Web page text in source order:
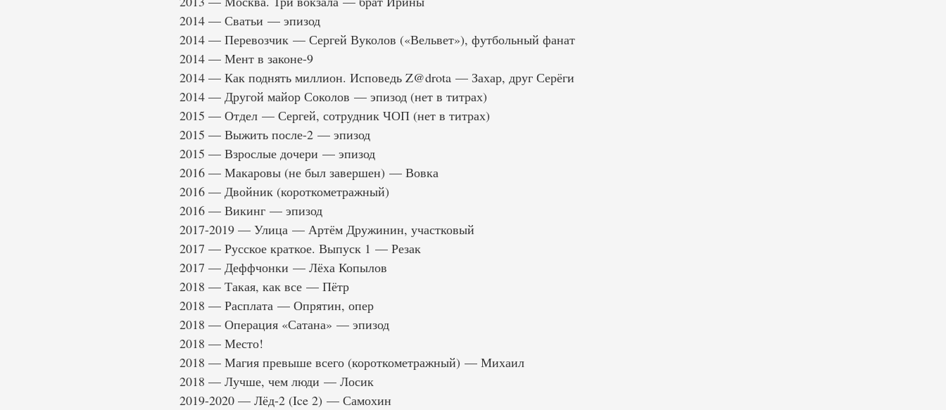
2014 — Сватьи — эпизод
2014 — Перевозчик — Сергей Вуколов («Вельвет»), футбольный фанат
2014 — Мент в законе-9
2014 — Как поднять миллион. Исповедь Z@drota — Захар, друг Серёги
2014 — Другой майор Соколов — эпизод (нет в титрах)
2015 — Отдел — Сергей, сотрудник ЧОП (нет в титрах)
2015 — Выжить после-2 — эпизод
2015 — Взрослые дочери — эпизод
2016 — Макаровы (не был завершен) — Вовка
2016 — Двойник (короткометражный)
2016 — Викинг — эпизод
2017-2019 — Улица — Артём Дружинин, участковый
2017 — Русское краткое. Выпуск 1 — Резак
2017 — Деффчонки — Лёха Копылов
2018 — Такая, как все — Пётр
2018 — Расплата — Опрятин, опер
2018 — Операция «Сатана» — эпизод
2018 — Место!
2018 — Магия превыше всего (короткометражный) — Михаил
2018 — Лучше, чем люди — Лосик
2019-2020 — Лёд-2 (Ice 2) — Самохин